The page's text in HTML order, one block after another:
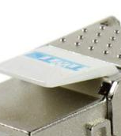
0109